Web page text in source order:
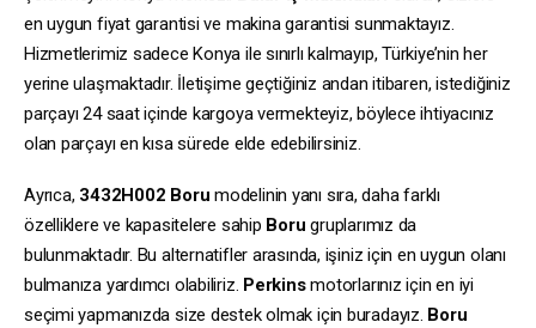
en uygun fiyat garantisi ve makina garantisi sunmaktayız.
Hizmetlerimiz sadece Konya ile sınırlı kalmayıp, Türkiye’nin her
yerine ulaşmaktadır. İletişime geçtiğiniz andan itibaren, istediğiniz
parçayı 24 saat içinde kargoya vermekteyiz, böylece ihtiyacınız
olan parçayı en kısa sürede elde edebilirsiniz.
Ayrıca, 3432H002 Boru modelinin yanı sıra, daha farklı
özelliklere ve kapasitelere sahip Boru gruplarımız da
bulunmaktadır. Bu alternatifler arasında, işiniz için en uygun olanı
bulmanıza yardımcı olabiliriz. Perkinsmotorlarınız için en iyi
seçimi yapmanızda size destek olmak için buradayız. Boru